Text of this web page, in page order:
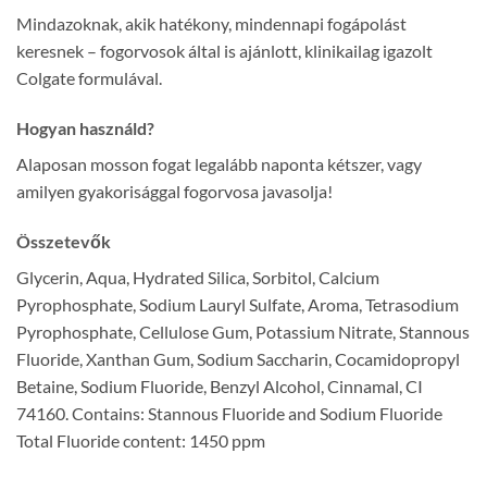
Mindazoknak, akik hatékony, mindennapi fogápolást
keresnek – fogorvosok által is ajánlott, klinikailag igazolt
Colgate formulával.
Hogyan használd?
Alaposan mosson fogat legalább naponta kétszer, vagy
amilyen gyakorisággal fogorvosa javasolja!
Összetevők
Glycerin, Aqua, Hydrated Silica, Sorbitol, Calcium
Pyrophosphate, Sodium Lauryl Sulfate, Aroma, Tetrasodium
Pyrophosphate, Cellulose Gum, Potassium Nitrate, Stannous
Fluoride, Xanthan Gum, Sodium Saccharin, Cocamidopropyl
Betaine, Sodium Fluoride, Benzyl Alcohol, Cinnamal, CI
74160. Contains: Stannous Fluoride and Sodium Fluoride
Total Fluoride content: 1450 ppm